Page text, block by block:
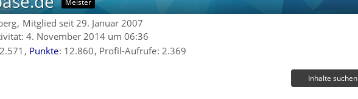
Meister
Mitglied seit 29. Januar 2007
4. November 2014 um 06:36
2.571 Punkte 12.860 Profil-Aufrufe 2.369
Inhalte suchen